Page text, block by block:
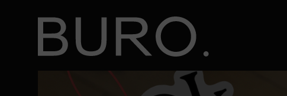
BURO.
Beograd, Bajaga i osamdesete: Mjuzikl koji ne